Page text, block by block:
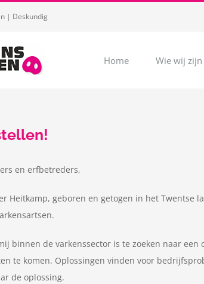
| Deskundig
Home Wie wij zijn
en erfbetreders,
Heitkamp, geboren en getogen in het Twentse
binnen de varkenssector is te zoeken naar
te komen. Oplossingen vinden voor
de oplossing.